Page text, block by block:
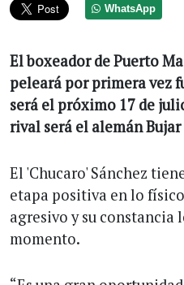
WhatsApp
El boxeador de Puerto
peleará por primera vez
será el próximo 17 de
rival será el alemán
El 'Chucaro' Sánchez
etapa positiva en lo
agresivo y su constancia
momento.